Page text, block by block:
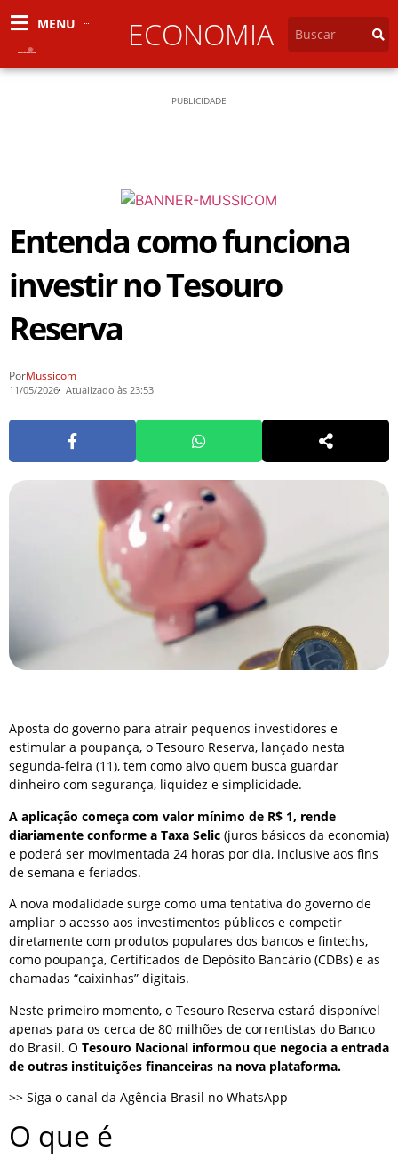
MENU ECONOMIA
PUBLICIDADE
Entenda como funciona
investir no Tesouro
Reserva
PorMussicom
11/05/2026 Atualizado às 23:53
Aposta do governo para atrair pequenos investidores e
estimular a poupança, o Tesouro Reserva, lançado nesta
segunda-feira (11), tem como alvo quem busca guardar
dinheiro com segurança, liquidez e simplicidade.
A aplicação começa com valor mínimo de R$ 1, rende
diariamente conforme a Taxa Selic (juros básicos da economia)
e poderá ser movimentada 24 horas por dia, inclusive aos fins
de semana e feriados.
A nova modalidade surge como uma tentativa do governo de
ampliar o acesso aos investimentos públicos e competir
diretamente com produtos populares dos bancos e fintechs,
como poupança, Certificados de Depósito Bancário (CDBs) e as
chamadas “caixinhas” digitais.
Neste primeiro momento, o Tesouro Reserva estará disponível
apenas para os cerca de 80 milhões de correntistas do Banco
do Brasil. O Tesouro Nacional informou que negocia a entrada
de outras instituições financeiras na nova plataforma.
>> Siga o canal da Agência Brasil no WhatsApp
O que é